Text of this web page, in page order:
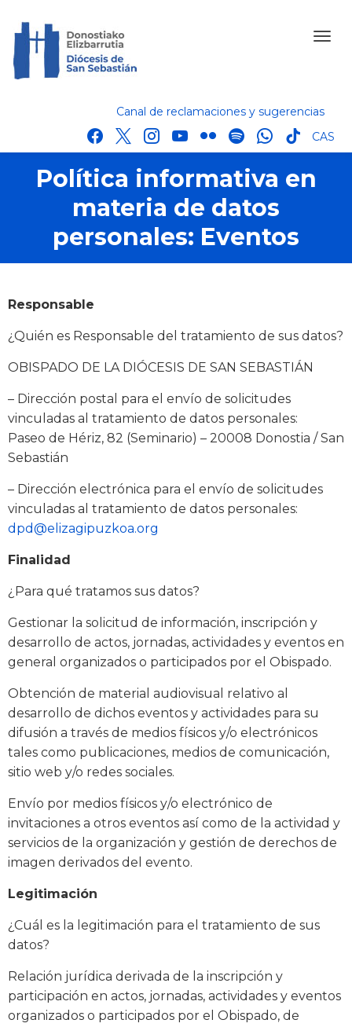
Canal de reclamaciones y sugerencias
facebook
x instagram
youtube
flickr spotifywhatsapp
tik
tok
CAS
Política informativa en
materia de datos
personales: Eventos
Responsable
¿Quién es Responsable del tratamiento de sus datos?
OBISPADO DE LA DIÓCESIS DE SAN SEBASTIÁN
– Dirección postal para el envío de solicitudes
vinculadas al tratamiento de datos personales:
Paseo de Hériz, 82 (Seminario) – 20008 Donostia / San
Sebastián
– Dirección electrónica para el envío de solicitudes
vinculadas al tratamiento de datos personales:
dpd@elizagipuzkoa.org
Finalidad
¿Para qué tratamos sus datos?
Gestionar la solicitud de información, inscripción y
desarrollo de actos, jornadas, actividades y eventos en
general organizados o participados por el Obispado.
Obtención de material audiovisual relativo al
desarrollo de dichos eventos y actividades para su
difusión a través de medios físicos y/o electrónicos
tales como publicaciones, medios de comunicación,
sitio web y/o redes sociales.
Envío por medios físicos y/o electrónico de
invitaciones a otros eventos así como de la actividad y
servicios de la organización y gestión de derechos de
imagen derivados del evento.
Legitimación
¿Cuál es la legitimación para el tratamiento de sus
datos?
Relación jurídica derivada de la inscripción y
participación en actos, jornadas, actividades y eventos
organizados o participados por el Obispado, de